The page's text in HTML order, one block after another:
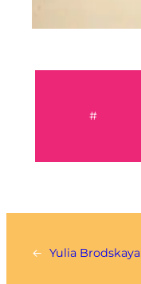
#
← Yulia Brodskaya